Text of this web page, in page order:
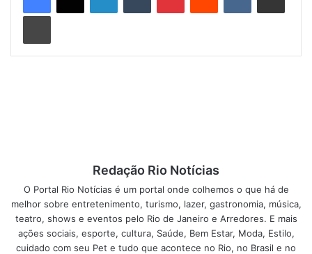
também traz mais eficiência para as equipes que atuam na
que essas iniciativas fazem parte de um plano mais amplo
mobilidade, mas também aumentam a segurança dos
cidadãos e apoiam diretamente as operações da Guarda
Municipal na região”, afirmou Thompson.
Post Views: 32
Redação Rio Notícias
O Portal Rio Notícias é um portal onde colhemos o que há de
melhor sobre entretenimento, turismo, lazer, gastronomia, música,
teatro, shows e eventos pelo Rio de Janeiro e Arredores. E mais
ações sociais, esporte, cultura, Saúde, Bem Estar, Moda, Estilo,
cuidado com seu Pet e tudo que acontece no Rio, no Brasil e no